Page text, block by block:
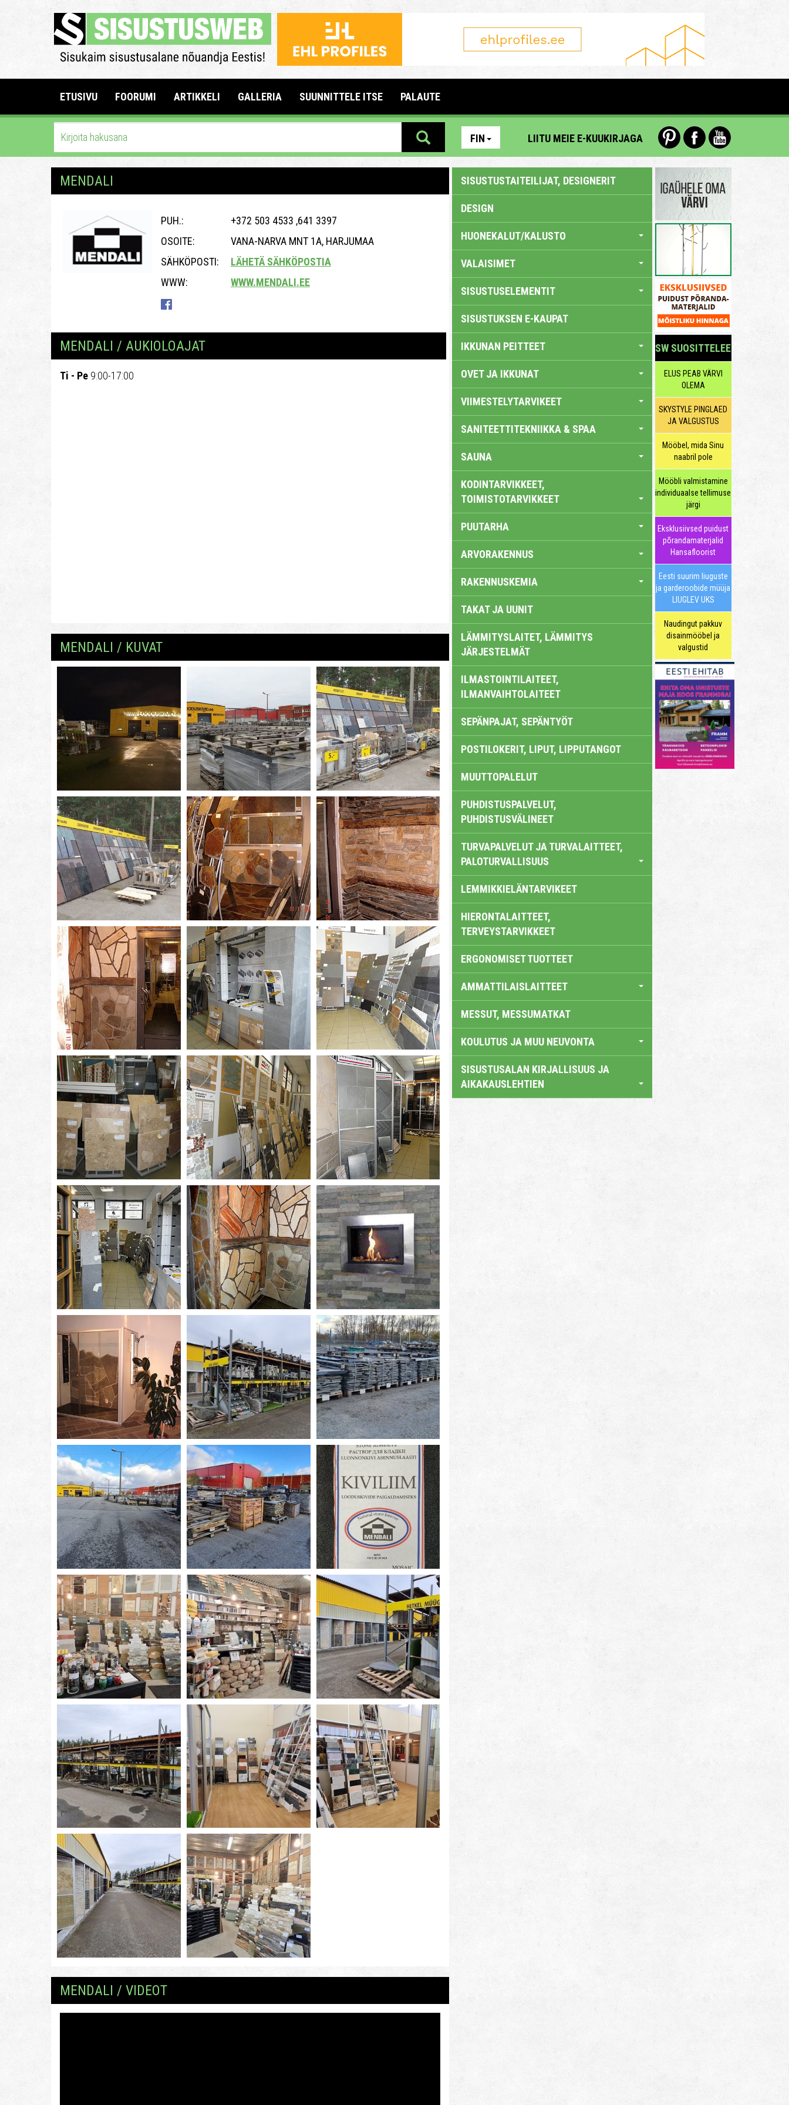
ETUSIVU FOORUMI ARTIKKELI GALLERIA SUUNNITTELE ITSE PALAUTE
FIN LIITU MEIE E-KUUKIRJAGA
MENDALI
PUH.:
+372 503 4533 ,641 3397
OSOITE:
VANA-NARVA MNT 1A, HARJUMAA
SÄHKÖPOSTI:
LÄHETÄ SÄHKÖPOSTIA
WWW:
WWW.MENDALI.EE
MENDALI / AUKIOLOAJAT
Ti - Pe 9:00-17:00
MENDALI / KUVAT
MENDALI / VIDEOT
SISUSTUSTAITEILIJAT, DESIGNERIT
DESIGN
HUONEKALUT/KALUSTO
VALAISIMET
SISUSTUSELEMENTIT
SISUSTUKSEN E-KAUPAT
IKKUNAN PEITTEET
OVET JA IKKUNAT
VIIMESTELYTARVIKEET
SANITEETTITEKNIIKKA & SPAA
SAUNA
KODINTARVIKKEET,
TOIMISTOTARVIKKEET
PUUTARHA
ARVORAKENNUS
RAKENNUSKEMIA
TAKAT JA UUNIT
LÄMMITYSLAITET, LÄMMITYS
JÄRJESTELMÄT
ILMASTOINTILAITEET,
ILMANVAIHTOLAITEET
SEPÄNPAJAT, SEPÄNTYÖT
POSTILOKERIT, LIPUT, LIPPUTANGOT
MUUTTOPALELUT
PUHDISTUSPALVELUT,
PUHDISTUSVÄLINEET
TURVAPALVELUT JA TURVALAITTEET,
PALOTURVALLISUUS
LEMMIKKIELÄNTARVIKEET
HIERONTALAITTEET,
TERVEYSTARVIKKEET
ERGONOMISET TUOTTEET
AMMATTILAISLAITTEET
MESSUT, MESSUMATKAT
KOULUTUS JA MUU NEUVONTA
SISUSTUSALAN KIRJALLISUUS JA
AIKAKAUSLEHTIEN
SW SUOSITTELEE
ELUS PEAB VÄRVI
OLEMA
SKYSTYLE PINGLAED
JA VALGUSTUS
Mööbel, mida Sinu
naabril pole
Mööbli valmistamine
individuaalse tellimuse
järgi
Eksklusiivsed puidust
põrandamaterjalid
Hansafloorist
Eesti suurim liuguste
ja garderoobide müüja
LIUGLEV UKS
Naudingut pakkuv
disainmööbel ja
valgustid